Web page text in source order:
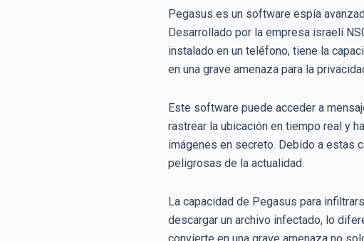
Pegasus es un software espía
Desarrollado por la empresa israelí
instalado en un teléfono, tiene la
en una grave amenaza para la
Este software puede acceder a
rastrear la ubicación en tiempo real y
imágenes en secreto. Debido a estas
peligrosas de la actualidad.
La capacidad de Pegasus para
descargar un archivo infectado, lo